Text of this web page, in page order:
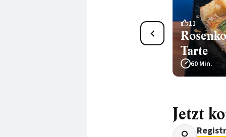
11
Tarte
60 Min.
Jetzt